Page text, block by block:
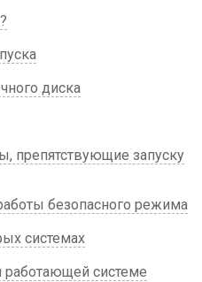
диска
препятствующие запуску
безопасного режима
системах
системе